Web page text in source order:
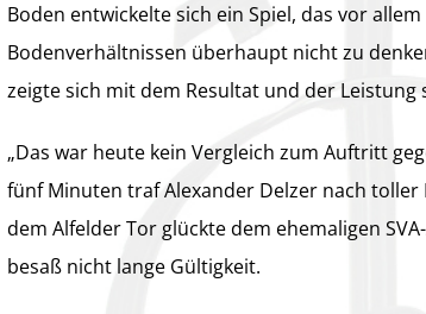
Boden entwickelte sich ein Spiel, das vor
Bodenverhältnissen überhaupt nicht zu
zeigte sich mit dem Resultat und der Leistung
„Das war heute kein Vergleich zum Auftritt
fünf Minuten traf Alexander Delzer nach
dem Alfelder Tor glückte dem ehemaligen
besaß nicht lange Gültigkeit.